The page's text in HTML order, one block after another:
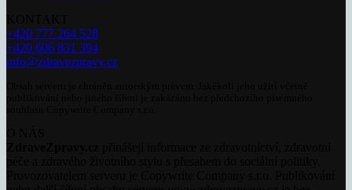
+420 777 264 528
+420 606 831 394
info@zdravezpravy.cz